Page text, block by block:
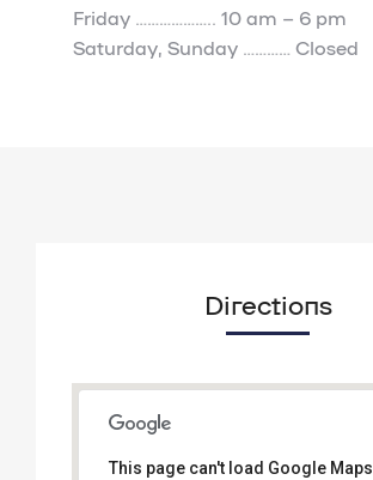
Friday ……………….. 10 am – 6 pm
Saturday, Sunday ………… Closed
Directions
This page can't load Google Maps